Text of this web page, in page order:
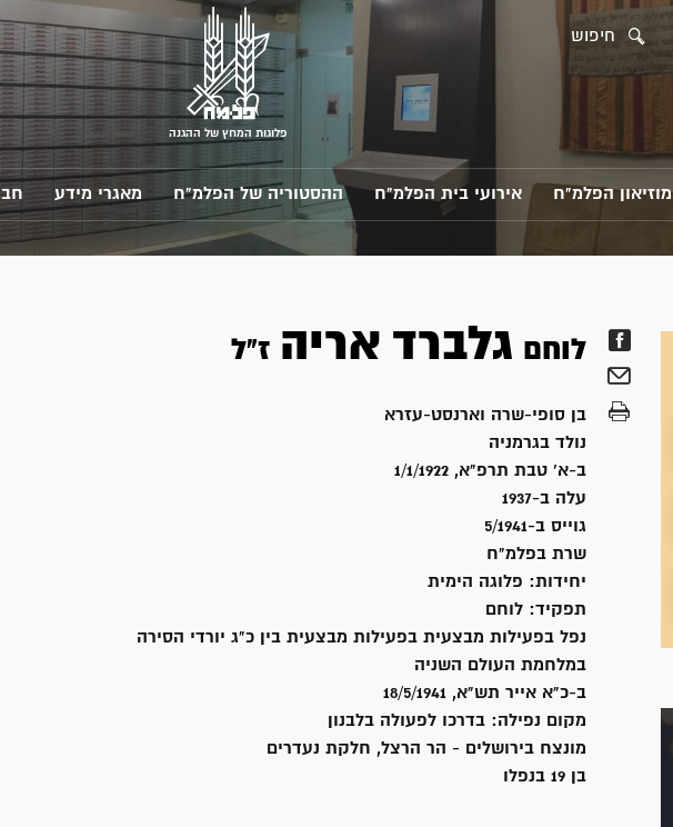
חיפוש
פלוגות המחץ של ההגנה
מוזיאון הפלמ"ח אירועי בית הפלמ"ח ההסטוריה של הפלמ"ח מאגרי מידע
לוחם גלברד אריה ז"ל
בן סופי-שרה וארנסט-עזרא
נולד בגרמניה
ב-א' טבת תרפ"א, 1/1/1922
עלה ב-1937
גוייס ב-5/1941
שרת בפלמ"ח
יחידות: פלוגה הימית
תפקיד: לוחם
נפל בפעילות מבצעית בפעילות מבצעית בין כ"ג יורדי הסירה
במלחמת העולם השניה
ב-כ"א אייר תש"א, 18/5/1941
מקום נפילה: בדרכו לפעולה בלבנון
מונצח בירושלים - הר הרצל, חלקת נעדרים
בן 19 בנפלו